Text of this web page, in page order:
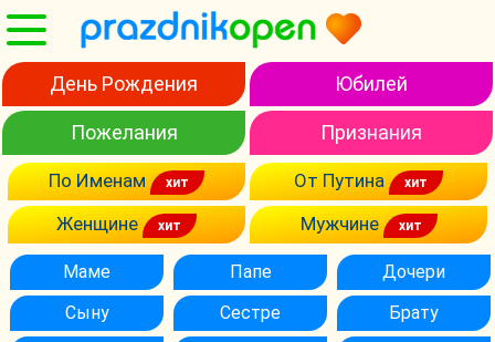
День Рождения Юбилей
Пожелания Признания
По Именам
От Путина
Женщине
Мужчине
Маме Папе
Дочери
Сыну
Сестре
Брату